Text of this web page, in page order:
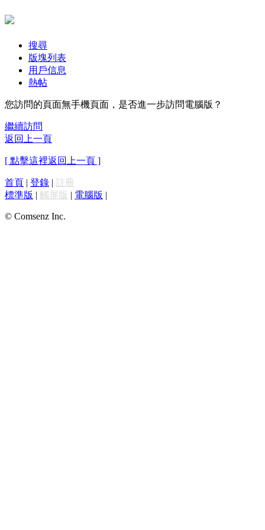
搜尋
版塊列表
用戶信息
熱帖
您訪問的頁面無手機頁面，是否進一步訪問電腦版？
繼續訪問
返回上一頁
[ 點擊這裡返回上一頁 ]
首頁 | 登錄 | 註冊
標準版 | 觸屏版 | 電腦版 |
© Comsenz Inc.